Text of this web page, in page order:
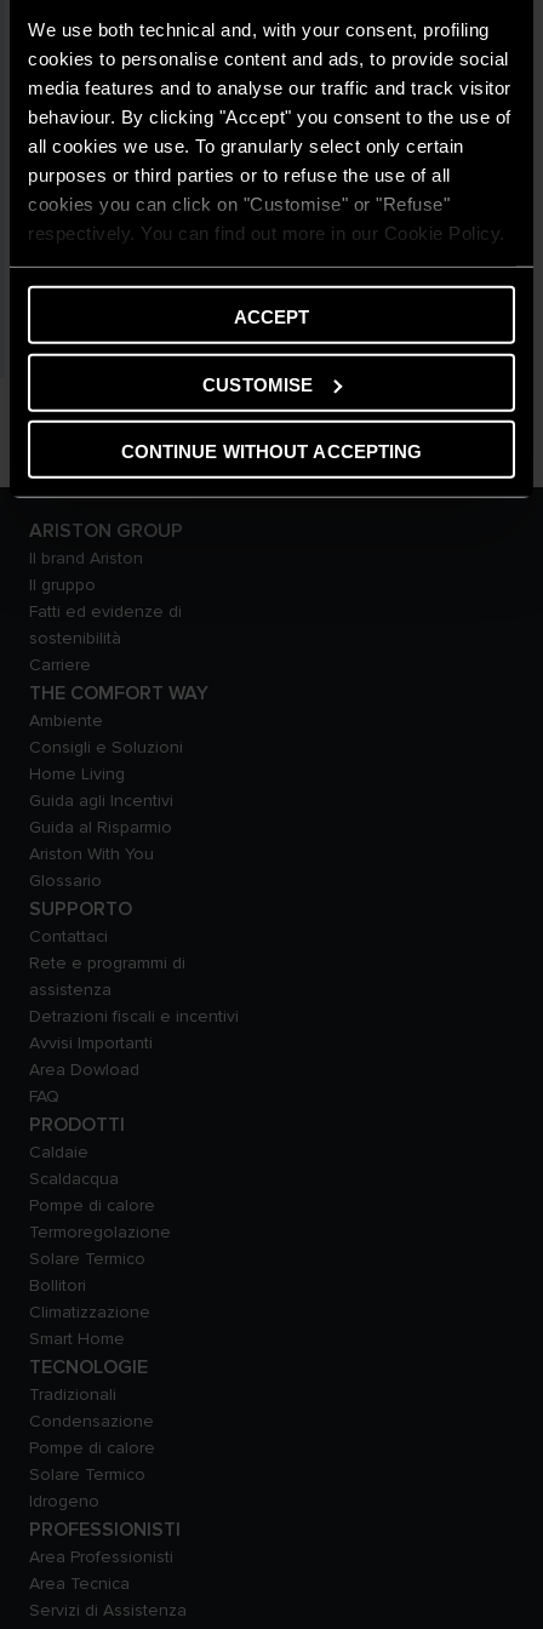
We use both technical and, with your consent, profiling
cookies to personalise content and ads, to provide social
media features and to analyse our traffic and track visitor
behaviour. By clicking "Accept" you consent to the use of
all cookies we use. To granularly select only certain
purposes or third parties or to refuse the use of all
cookies you can click on "Customise" or "Refuse"
respectively. You can find out more in our Cookie Policy.
ACCEPT
CUSTOMISE
CONTINUE WITHOUT ACCEPTING
X
Y
Z
ARISTON GROUP
Il brand Ariston
Il gruppo
Fatti ed evidenze di
sostenibilità
Carriere
THE COMFORT WAY
Ambiente
Consigli e Soluzioni
Home Living
Guida agli Incentivi
Guida al Risparmio
Ariston With You
Glossario
SUPPORTO
Contattaci
Rete e programmi di
assistenza
Detrazioni fiscali e incentivi
Avvisi Importanti
Area Dowload
FAQ
PRODOTTI
Caldaie
Scaldacqua
Pompe di calore
Termoregolazione
Solare Termico
Bollitori
Climatizzazione
Smart Home
TECNOLOGIE
Tradizionali
Condensazione
Pompe di calore
Solare Termico
Idrogeno
PROFESSIONISTI
Area Professionisti
Area Tecnica
Servizi di Assistenza